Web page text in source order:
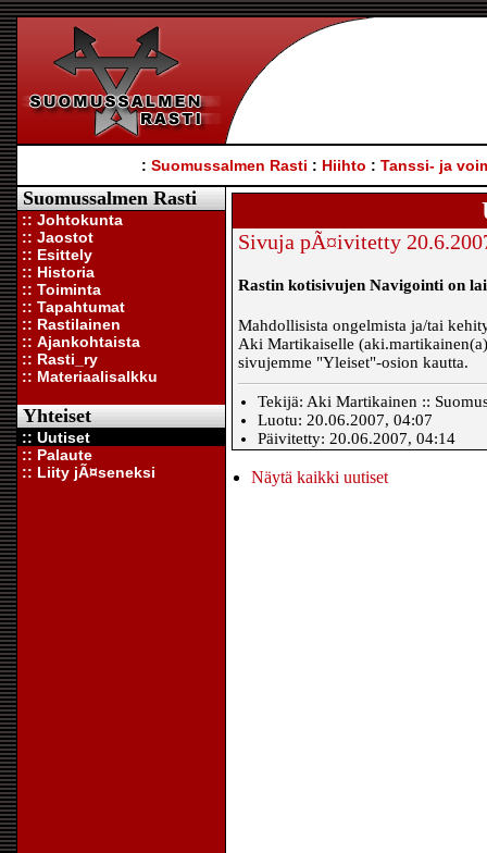
: Suomussalmen Rasti : Hiihto : Tanssi- ja
Suomussalmen Rasti
:: Johtokunta
:: Jaostot
:: Esittely
:: Historia
:: Toiminta
:: Tapahtumat
:: Rastilainen
:: Ajankohtaista
:: Rasti_ry
:: Materiaalisalkku
Yhteiset
:: Uutiset
:: Palaute
:: Liity jÃ¤seneksi
Sivuja pÃ¤ivitetty
Rastin kotisivujen Navigointi on
Mahdollisista ongelmista ja/tai
Aki Martikaiselle
sivujemme "Yleiset"-osion kautta.
Tekijä: Aki Martikainen ::
Luotu: 20.06.2007, 04:07
Päivitetty: 20.06.2007, 04:14
Näytä kaikki uutiset